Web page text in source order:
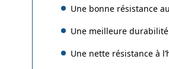
Une bonne résistance
Une meilleure durabilité
Une nette résistance à